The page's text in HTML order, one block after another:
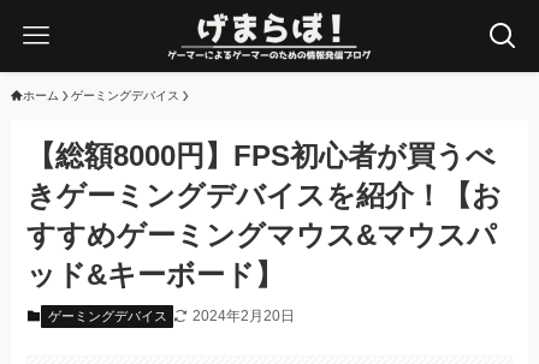
ホーム ゲーミングデバイス
【総額8000円】FPS初心者が買うべ
きゲーミングデバイスを紹介！【お
すすめゲーミングマウス&マウスパ
ッド&キーボード】
ゲーミングデバイス 2024年2月20日